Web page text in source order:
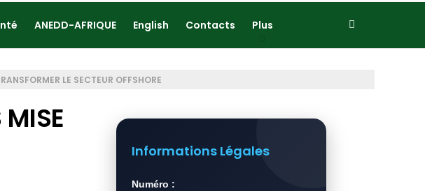
ANEDD-AFRIQUE English Contacts Plus
LE SECTEUR OFFSHORE
Informations Légales
Numéro :